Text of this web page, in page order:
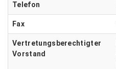
Telefon
Fax
Vertretungsberechtigter
Vorstand